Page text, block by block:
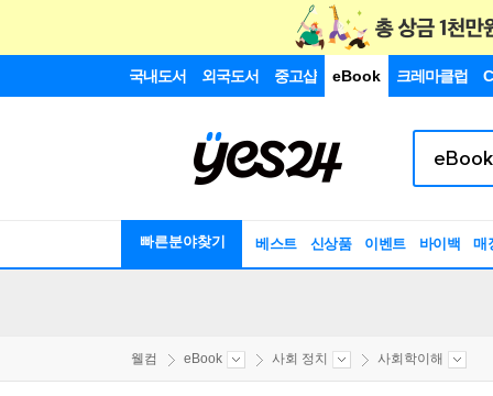
국내도서 외국도서 중고샵 eBook 크레마클럽
빠른분야찾기 베스트 신상품 이벤트 바이백 매
웰컴 eBook 사회 정치 사회학이해